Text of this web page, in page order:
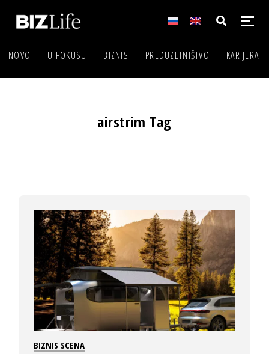
NOVO U FOKUSU BIZNIS PREDUZETNIŠTVO KARIJERA
airstrim Tag
BIZNIS SCENA